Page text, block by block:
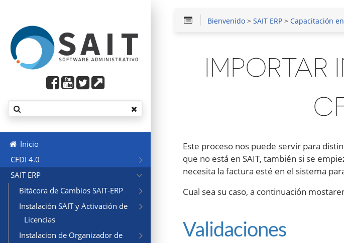
Inicio
CFDI 4.0
SAIT ERP
Bitácora de Cambios SAIT-ERP
Instalación SAIT y Activación de
Licencias
Instalacion de Organizador de
Bienvenido >SAIT ERP >Capacitación
Este proceso nos puede servir para
que no está en SAIT, también si se
necesita la factura esté en el sistema
Cual sea su caso, a continuación
Validaciones